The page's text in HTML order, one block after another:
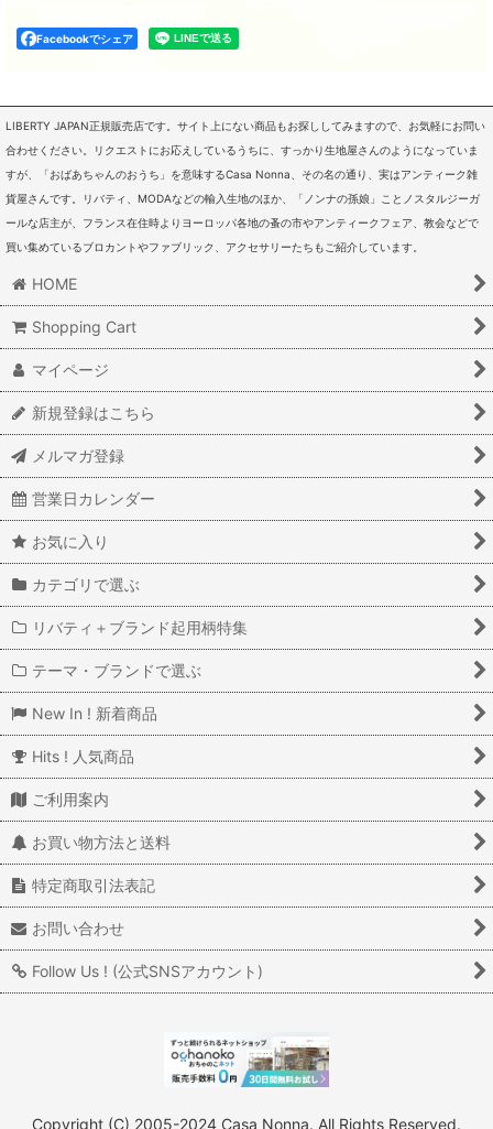
Facebookでシェア
LIBERTY JAPAN正規販売店です。サイト上にない商品もお探ししてみますので、お気軽にお問い
合わせください。リクエストにお応えしているうちに、すっかり生地屋さんのようになっていま
すが、「おばあちゃんのおうち」を意味するCasa Nonna、その名の通り、実はアンティーク雑
貨屋さんです。リバティ、MODAなどの輸入生地のほか、「ノンナの孫娘」ことノスタルジーガ
ールな店主が、フランス在住時よりヨーロッパ各地の蚤の市やアンティークフェア、教会などで
買い集めているブロカントやファブリック、アクセサリーたちもご紹介しています。
HOME
Shopping Cart
マイページ
新規登録はこちら
メルマガ登録
営業日カレンダー
お気に入り
カテゴリで選ぶ
リバティ＋ブランド起用柄特集
テーマ・ブランドで選ぶ
New In ! 新着商品
Hits ! 人気商品
ご利用案内
お買い物方法と送料
特定商取引法表記
お問い合わせ
Follow Us ! (公式SNSアカウント)
Copyright (C) 2005-2024 Casa Nonna. All Rights Reserved.